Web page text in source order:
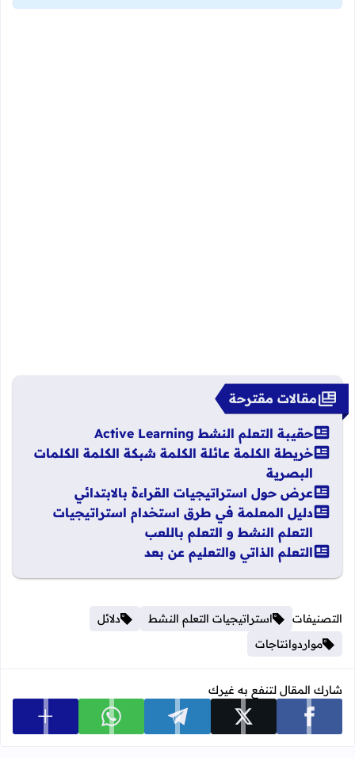
مقالات مقترحة
حقيبة التعلم النشط Active Learning
خريطة الكلمة عائلة الكلمة شبكة الكلمة الكلمات
البصرية
عرض حول استراتيجيات القراءة بالابتدائي
دليل المعلمة في طرق استخدام استراتيجيات
التعلم النشط و التعلم باللعب
التعلم الذاتي والتعليم عن بعد
التصنيفات استراتيجيات التعلم النشط
دلائل
مواردوانتاجات
شارك المقال لتنفع به غيرك
شارك على facebook شارك على x شارك على telegram شارك على whatsapp عرض